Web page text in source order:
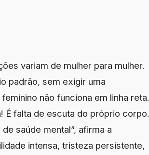
variam de mulher para mulher.
padrão, sem exigir uma
não funciona em linha reta.
É falta de escuta do próprio corpo.
saúde mental”, afirma a
intensa, tristeza persistente,